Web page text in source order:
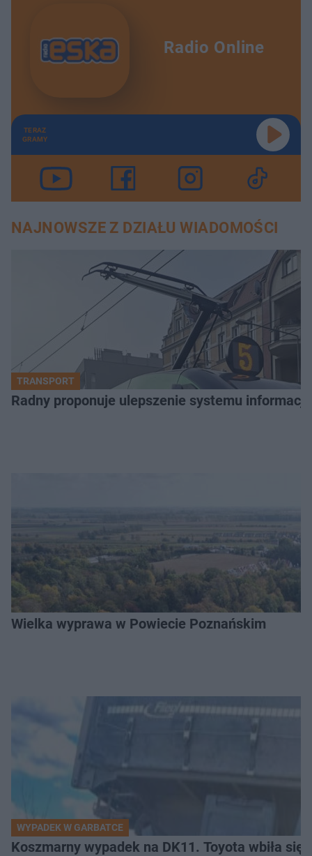
Radio Online
TERAZ
GRAMY
NAJNOWSZE Z DZIAŁU WIADOMOŚCI
TRANSPORT
Radny proponuje ulepszenie systemu
Wielka wyprawa w Powiecie Poznańskim
WYPADEK W GARBATCE
Koszmarny wypadek na DK11. Toyota wbiła się